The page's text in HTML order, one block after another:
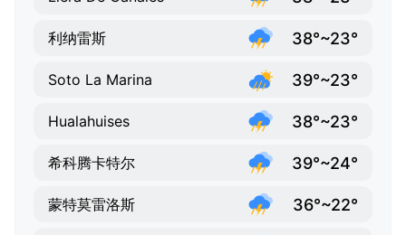
利纳雷斯 38°~23°
Soto La Marina 39°~23°
Hualahuises 38°~23°
希科腾卡特尔 39°~24°
蒙特莫雷洛斯 36°~22°